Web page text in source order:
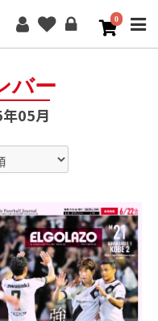
0
バー
05月